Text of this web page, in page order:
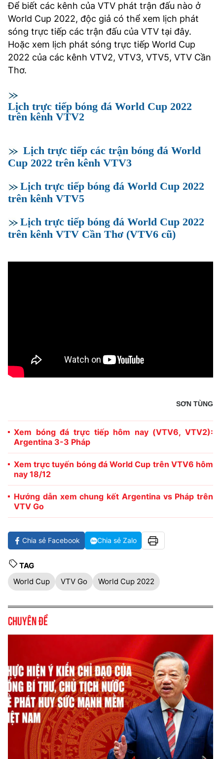
Để biết các kênh của VTV phát trận đấu nào ở
World Cup 2022, độc giả có thể xem lịch phát
sóng trực tiếp các trận đấu của VTV tại đây.
Hoặc xem lịch phát sóng trực tiếp World Cup
2022 của các kênh VTV2, VTV3, VTV5, VTV Cần
Thơ.
Lịch trực tiếp bóng đá World Cup 2022
trên kênh VTV2
Lịch trực tiếp các trận bóng đá World
Cup 2022 trên kênh VTV3
Lịch trực tiếp bóng đá World Cup 2022
trên kênh VTV5
Lịch trực tiếp bóng đá World Cup 2022
trên kênh VTV Cần Thơ (VTV6 cũ)
SƠN TÙNG
Xem bóng đá trực tiếp hôm nay (VTV6, VTV2):
Argentina 3-3 Pháp
Xem trực tuyến bóng đá World Cup trên VTV6 hôm
nay 18/12
Hướng dẫn xem chung kết Argentina vs Pháp trên
VTV Go
Chia sẻ Facebook Chia sẻ Zalo
TAG
World Cup
VTV Go World Cup 2022
Chuyên đề